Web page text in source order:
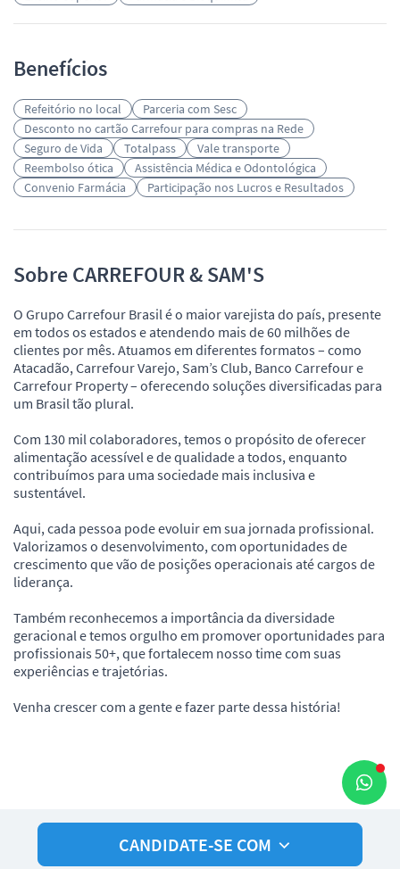
Benefícios
Refeitório no local
Parceria com Sesc
Desconto no cartão Carrefour para compras na Rede
Seguro de Vida
Totalpass
Vale transporte
Reembolso ótica
Assistência Médica e Odontológica
Convenio Farmácia
Participação nos Lucros e Resultados
Sobre CARREFOUR & SAM'S
O Grupo Carrefour Brasil é o maior varejista do país, presente
em todos os estados e atendendo mais de 60 milhões de
clientes por mês. Atuamos em diferentes formatos – como
Atacadão, Carrefour Varejo, Sam’s Club, Banco Carrefour e
Carrefour Property – oferecendo soluções diversificadas para
um Brasil tão plural.
Com 130 mil colaboradores, temos o propósito de oferecer
alimentação acessível e de qualidade a todos, enquanto
contribuímos para uma sociedade mais inclusiva e
sustentável.
Aqui, cada pessoa pode evoluir em sua jornada profissional.
Valorizamos o desenvolvimento, com oportunidades de
crescimento que vão de posições operacionais até cargos de
liderança.
Também reconhecemos a importância da diversidade
geracional e temos orgulho em promover oportunidades para
profissionais 50+, que fortalecem nosso time com suas
experiências e trajetórias.
Venha crescer com a gente e fazer parte dessa história!
CANDIDATE-SE COM